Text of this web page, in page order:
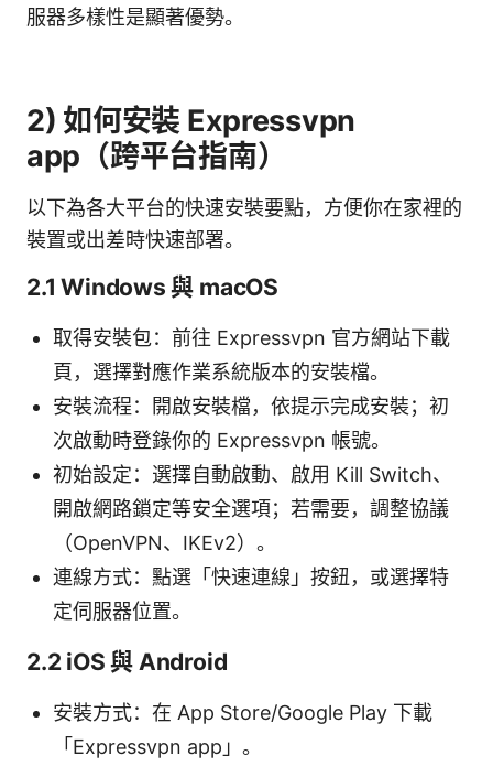
服器多樣性是顯著優勢。
2) 如何安裝 Expressvpn
app（跨平台指南）
以下為各大平台的快速安裝要點，方便你在家裡的
裝置或出差時快速部署。
2.1 Windows 與 macOS
取得安裝包：前往 Expressvpn 官方網站下載
頁，選擇對應作業系統版本的安裝檔。
安裝流程：開啟安裝檔，依提示完成安裝；初
次啟動時登錄你的 Expressvpn 帳號。
初始設定：選擇自動啟動、啟用 Kill Switch、
開啟網路鎖定等安全選項；若需要，調整協議
（OpenVPN、IKEv2）。
連線方式：點選「快速連線」按鈕，或選擇特
定伺服器位置。
2.2 iOS 與 Android
安裝方式：在 App Store/Google Play 下載
「Expressvpn app」。